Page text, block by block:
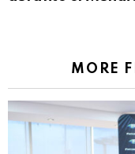
MORE